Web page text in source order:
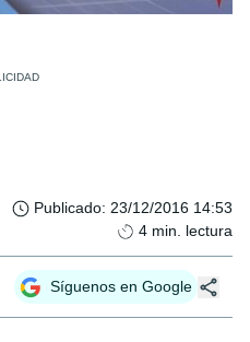
Publicado: 23/12/2016 14:53
4 min. lectura
Síguenos en Google